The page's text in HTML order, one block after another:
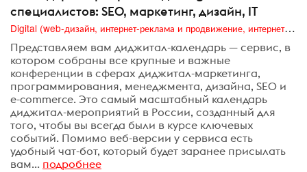
специалистов: SEO, маркетинг, дизайн, IT
Digital (web-дизайн, интернет-реклама и продвижение, интернет-сообщества и блоги, интернет-коммуникации, мобильный маркетинг, реклама на цифровых экранах)
Представляем вам диджитал-календарь — сервис, в
котором собраны все крупные и важные
конференции в сферах диджитал-маркетинга,
программирования, менеджмента, дизайна, SEO и
e-commerce. Это самый масштабный календарь
диджитал-мероприятий в России, созданный для
того, чтобы вы всегда были в курсе ключевых
событий. Помимо веб-версии у сервиса есть
удобный чат-бот, который будет заранее присылать
вам... подробнее